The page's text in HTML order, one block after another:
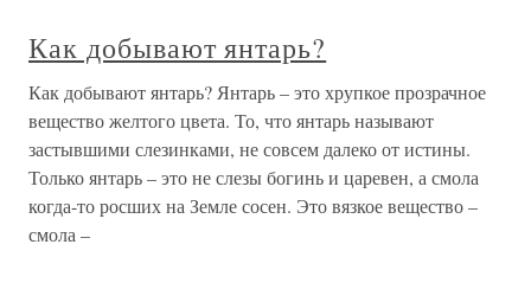
Как добывают янтарь?
Как добывают янтарь? Янтарь – это хрупкое прозрачное
вещество желтого цвета. То, что янтарь называют
застывшими слезинками, не совсем далеко от истины.
Только янтарь – это не слезы богинь и царевен, а смола
когда-то росших на Земле сосен. Это вязкое вещество –
смола –